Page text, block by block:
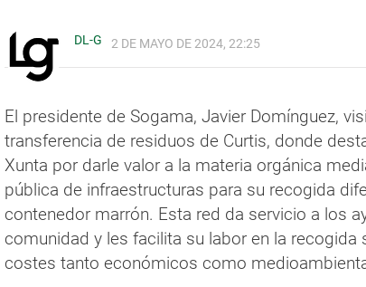
DL-G 2 DE MAYO DE 2024, 22:25
El presidente de Sogama, Javier Domínguez,
transferencia de residuos de Curtis, donde
Xunta por darle valor a la materia orgánica
pública de infraestructuras para su recogida
contenedor marrón. Esta red da servicio a los
comunidad y les facilita su labor en la recogida
costes tanto económicos como